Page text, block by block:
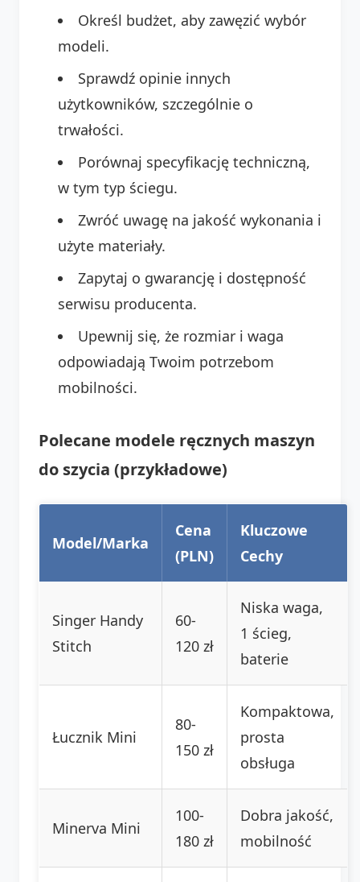
Określ budżet, aby zawęzić wybór
modeli.
Sprawdź opinie innych
użytkowników, szczególnie o
trwałości.
Porównaj specyfikację techniczną,
w tym typ ściegu.
Zwróć uwagę na jakość wykonania i
użyte materiały.
Zapytaj o gwarancję i dostępność
serwisu producenta.
Upewnij się, że rozmiar i waga
odpowiadają Twoim potrzebom
mobilności.
Polecane modele ręcznych maszyn
do szycia (przykładowe)
Model/Marka
Cena
(PLN)
Kluczowe
Cechy
Singer Handy
Stitch
60-
120 zł
Niska waga,
1 ścieg,
baterie
Łucznik Mini
80-
150 zł
Kompaktowa,
prosta
obsługa
Minerva Mini
100-
180 zł
Dobra jakość,
mobilność